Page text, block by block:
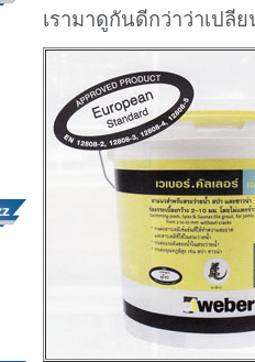
เรามาดูกันดีกว่าว่าเปลีย